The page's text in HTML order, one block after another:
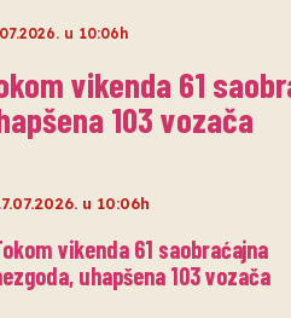
u 10:06h
vikenda 61
103 vozača
u 10:06h
vikenda 61 saobraćajna
uhapšena 103 vozača